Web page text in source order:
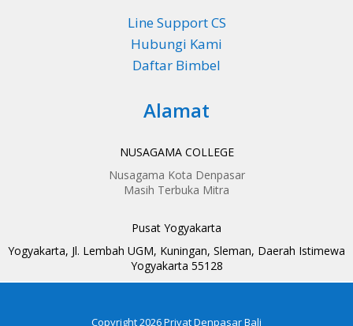
Line Support CS
Hubungi Kami
Daftar Bimbel
Alamat
NUSAGAMA COLLEGE
Nusagama Kota Denpasar
Masih Terbuka Mitra
Pusat Yogyakarta
Yogyakarta, Jl. Lembah UGM, Kuningan, Sleman, Daerah Istimewa
Yogyakarta 55128
Copyright2026Privat Denpasar Bali